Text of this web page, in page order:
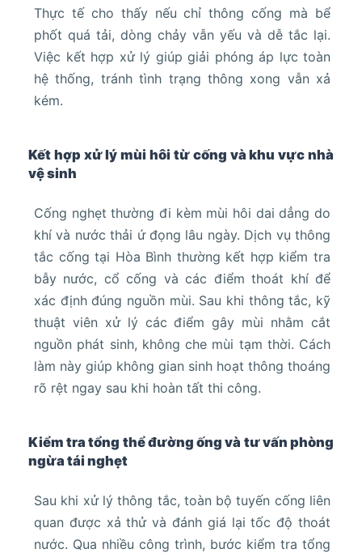
Thực tế cho thấy nếu chỉ thông cống mà bể
phốt quá tải, dòng chảy vẫn yếu và dễ tắc lại.
Việc kết hợp xử lý giúp giải phóng áp lực toàn
hệ thống, tránh tình trạng thông xong vẫn xả
kém.
Kết hợp xử lý mùi hôi từ cống và khu vực nhà
vệ sinh
Cống nghẹt thường đi kèm mùi hôi dai dẳng do
khí và nước thải ứ đọng lâu ngày. Dịch vụ thông
tắc cống tại Hòa Bình thường kết hợp kiểm tra
bẫy nước, cổ cống và các điểm thoát khí để
xác định đúng nguồn mùi. Sau khi thông tắc, kỹ
thuật viên xử lý các điểm gây mùi nhằm cắt
nguồn phát sinh, không che mùi tạm thời. Cách
làm này giúp không gian sinh hoạt thông thoáng
rõ rệt ngay sau khi hoàn tất thi công.
Kiểm tra tổng thể đường ống và tư vấn phòng
ngừa tái nghẹt
Sau khi xử lý thông tắc, toàn bộ tuyến cống liên
quan được xả thử và đánh giá lại tốc độ thoát
nước. Qua nhiều công trình, bước kiểm tra tổng